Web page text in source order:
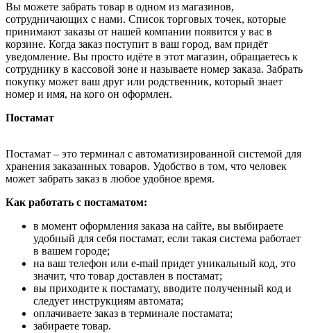
Вы можете забрать товар в одном из магазинов,
сотрудничающих с нами. Список торговых точек, которые
принимают заказы от нашей компании появится у вас в
корзине. Когда заказ поступит в ваш город, вам придёт
уведомление. Вы просто идёте в этот магазин, обращаетесь к
сотруднику в кассовой зоне и называете номер заказа. Забрать
покупку может ваш друг или родственник, который знает
номер и имя, на кого он оформлен.
Постамат
Постамат – это терминал с автоматизированной системой для
хранения заказанных товаров. Удобство в том, что человек
может забрать заказ в любое удобное время.
Как работать с постаматом:
в момент оформления заказа на сайте, вы выбираете
удобный для себя постамат, если такая система работает
в вашем городе;
на ваш телефон или e-mail придет уникальный код, это
значит, что товар доставлен в постамат;
вы приходите к постамату, вводите полученный код и
следует инструкциям автомата;
оплачиваете заказ в терминале постамата;
забираете товар.